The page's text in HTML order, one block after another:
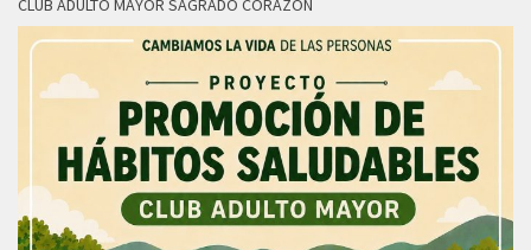
CLUB ADULTO MAYOR SAGRADO CORAZON